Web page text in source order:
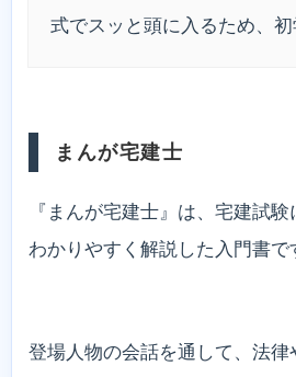
式でスッと頭に入るため、初
まんが宅建士
『まんが宅建士』は、宅建試
わかりやすく解説した入門書で
登場人物の会話を通して、法